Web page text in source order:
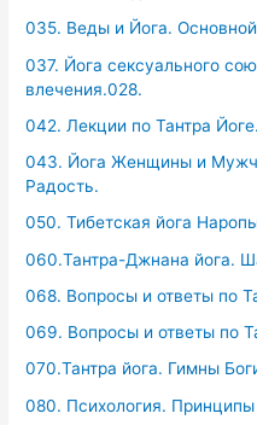
035. Веды и Йога. Основной
037. Йога сексуального
влечения.028.
042. Лекции по Тантра
043. Йога Женщины и
Радость.
050. Тибетская йога
060.Тантра-Джнана йога.
068. Вопросы и ответы по
069. Вопросы и ответы по
070.Тантра йога. Гимны
080. Психология.